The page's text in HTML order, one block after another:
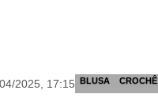
2025, 17:15 BLUSA CROCHÊ